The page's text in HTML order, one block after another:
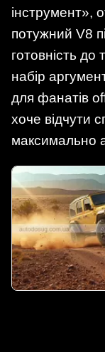
інструмент»,
потужний V8
готовність до
набір
для фанатів
хоче відчути
максимально